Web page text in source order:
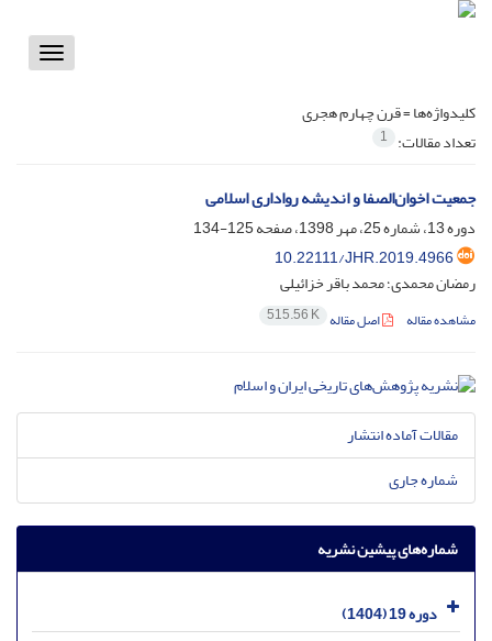
Toggle
کلیدواژه‌ها =قرن چهارم هجری
تعداد مقالات: 1
جمعیت اخوان‌الصفا و اندیشه رواداری اسلامی
دوره 13، شماره 25، مهر 1398، صفحه
125-134
10.22111/JHR.2019.4966
رمضان محمدی؛ محمد باقر خزائیلی
مشاهده مقاله اصل مقاله 515.56 K
مقالات آماده انتشار
شماره جاری
شماره‌های پیشین نشریه
دوره 19 (1404)